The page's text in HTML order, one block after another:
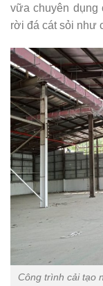
vữa chuyên dụng
rời đá cát sỏi như
Công trình cải tạo